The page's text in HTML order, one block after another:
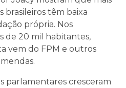
brasileiros têm baixa
própria. Nos
de 20 mil habitantes,
vem do FPM e outros
parlamentares cresceram